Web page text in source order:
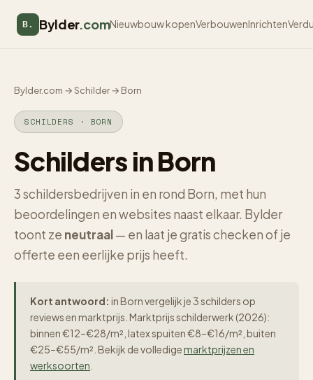
B. Bylder.comNieuwbouw kopenVerbouwenInrichten
Bylder.com →Schilder→ Born
SCHILDERS · BORN
Schilders in Born
3 schildersbedrijven in en rond Born, met hun
beoordelingen en websites naast elkaar. Bylder
toont ze neutraal— en laat je gratis checken of je
offerte een eerlijke prijs heeft.
Kort antwoord: in Born vergelijk je 3 schilders op
reviews en marktprijs. Marktprijs schilderwerk (2026):
binnen €12–€28/m², latex spuiten €8–€16/m², buiten
€25–€55/m². Bekijk de volledigemarktprijzen en
werksoorten